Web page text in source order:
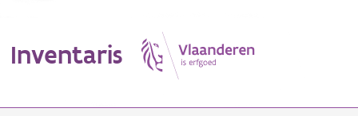
Inventaris